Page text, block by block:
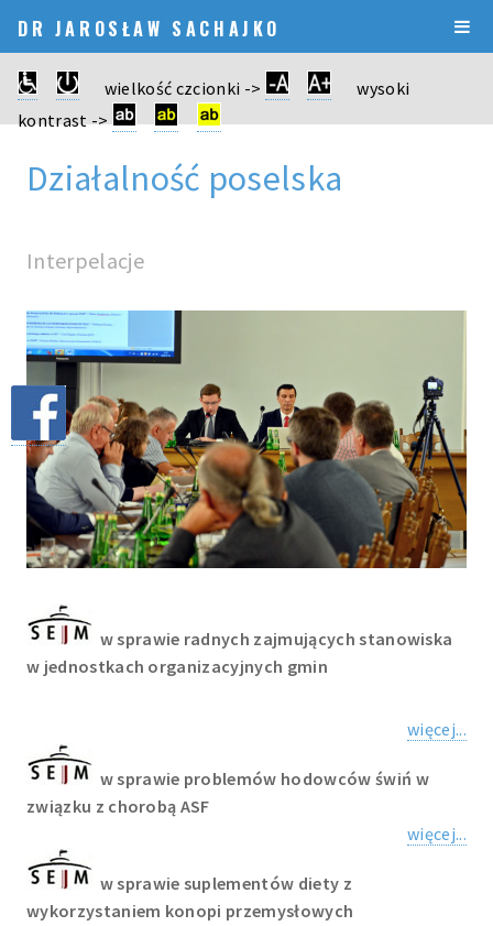
DR JAROSŁAW SACHAJKO
wielkość czcionki ->
wysoki
kontrast ->
Działalność poselska
Interpelacje
w sprawie radnych zajmujących stanowiska
w jednostkach organizacyjnych gmin
więcej...
w sprawie problemów hodowców świń w
związku z chorobą ASF
więcej...
w sprawie suplementów diety z
wykorzystaniem konopi przemysłowych